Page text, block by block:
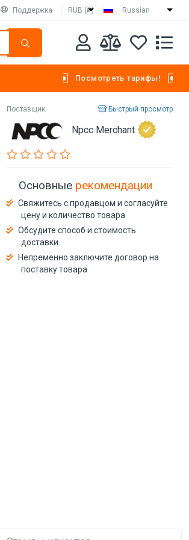
Поддержка RUB (₽) Russian
Посмотреть тарифы!
Поставщик Быстрый просмотр
Npcc Merchant
Основные рекомендации
Свяжитесь с продавцом и согласуйте
цену и количество товара
Обсудите способ и стоимость
доставки
Непременно заключите договор на
поставку товара